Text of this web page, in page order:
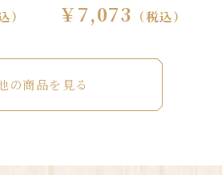
） ￥7,073 （税込）
の商品を見る